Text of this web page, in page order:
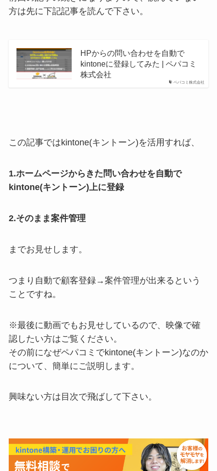
方は先に下記記事を読んで下さい。
ペパコミ株式会社
HPからの問い合わせを自動で
kintoneに登録してみた | ペパコミ
株式会社
この記事ではkintone(キントーン)を活用すれば、
1.ホームページからきた問い合わせを自動で
kintone(キントーン)上に登録
2.そのまま案件管理
までお見せします。
つまり自動で顧客登録→案件管理が出来るという
ことですね。
※最後に動画でもお見せしているので、映像で確
認したい方はご覧ください。
その前になぜペパコミでkintone(キントーン)なのか
について、簡単にご説明します。
興味ない方は目次で飛ばして下さい。